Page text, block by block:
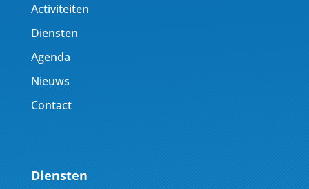
Activiteiten
Diensten
Agenda
Nieuws
Contact
Diensten